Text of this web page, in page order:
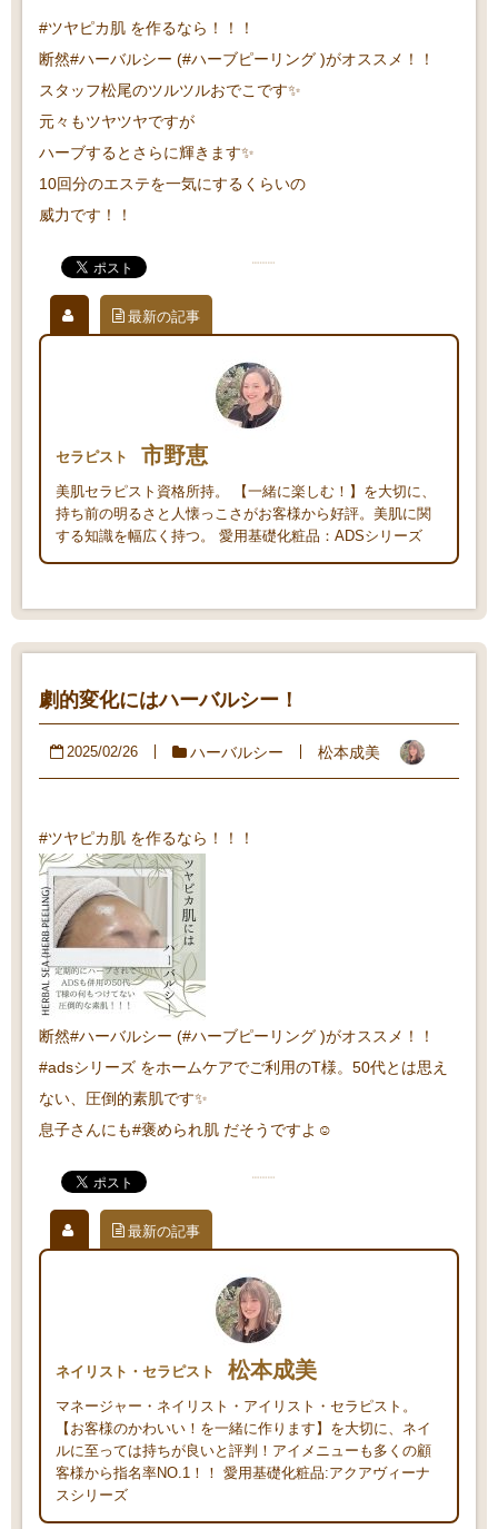
#ツヤピカ肌 を作るなら！！！
断然#ハーバルシー (#ハーブピーリング )がオススメ！！
スタッフ松尾のツルツルおでこです✨
元々もツヤツヤですが
ハーブするとさらに輝きます✨
10回分のエステを一気にするくらいの
威力です！！
最新の記事
セラピスト 市野恵
美肌セラピスト資格所持。 【一緒に楽しむ！】を大切に、
持ち前の明るさと人懐っこさがお客様から好評。美肌に関
する知識を幅広く持つ。 愛用基礎化粧品：ADSシリーズ
劇的変化にはハーバルシー！
2025/02/26 ハーバルシー 松本成美
#ツヤピカ肌 を作るなら！！！
断然#ハーバルシー (#ハーブピーリング )がオススメ！！
#adsシリーズ をホームケアでご利用のT様。50代とは思え
ない、圧倒的素肌です✨
息子さんにも#褒められ肌 だそうですよ☺️
最新の記事
ネイリスト・セラピスト 松本成美
マネージャー・ネイリスト・アイリスト・セラピスト。
【お客様のかわいい！を一緒に作ります】を大切に、ネイ
ルに至っては持ちが良いと評判！アイメニューも多くの顧
客様から指名率NO.1！！ 愛用基礎化粧品:アクアヴィーナ
スシリーズ